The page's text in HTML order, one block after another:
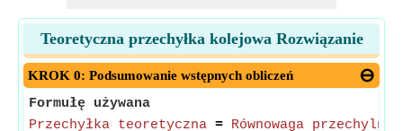
Teoretyczna przechyłka kolejowa Rozwiązanie
KROK 0: Podsumowanie wstępnych obliczeń
Formułę używana
Przechyłka teoretyczna = Równowaga przechylna